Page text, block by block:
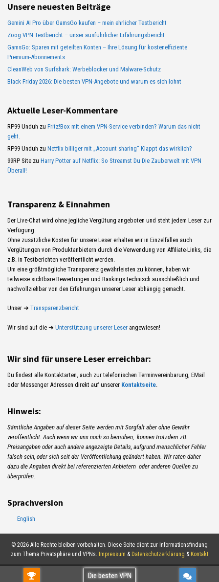
Unsere neuesten Beiträge
Gemini AI Pro über GamsGo kaufen – mein ehrlicher Testbericht
Zoog VPN Testbericht – unser ausführlicher Erfahrungsbericht
GamsGo: Sparen mit geteilten Konten – Ihre Lösung für kosteneffiziente
Premium-Abonnements
CleanWeb von Surfshark: Werbeblocker und Malware-Schutz
Black Friday 2026: Die besten VPN-Angebote und warum es sich lohnt
Aktuelle Leser-Kommentare
RP99 Unduh zu Fritz!Box mit einem VPN-Service verbinden? Warum das nicht
geht.
RP99 Unduh zu Netflix billiger mit „Account sharing“ Klappt das wirklich?
99RP Site zu Harry Potter auf Netflix: So Streamst Du Die Zauberwelt mit VPN
Überall!
Transparenz & Einnahmen
Der Live-Chat wird ohne jegliche Vergütung angeboten und steht jedem Leser zur
Verfügung.
Ohne zusätzliche Kosten für unsere Leser erhalten wir in Einzelfällen auch
Vergütungen von Produktanbietern durch die Verwendung von Affiliate-Links, die
z.B. in Testberichten veröffentlicht werden.
Um eine größtmögliche Transparenz gewährleisten zu können, haben wir
teilweise sichtbare Bewertungen und Rankings technisch ausschließlich und
nachvollziehbar von den Erfahrungen unserer Leser abhängig gemacht.
Unser ➜ Transparenzbericht
Wir sind auf die ➜ Unterstützung unserer Leser angewiesen!
Wir sind für unsere Leser erreichbar:
Du findest alle Kontaktarten, auch zur telefonischen Terminvereinbarung, EMail
oder Messenger Adressen direkt auf unserer Kontaktseite
Hinweis:
Sämtliche Angaben auf dieser Seite werden mit Sorgfalt aber ohne Gewähr
veröffentlicht. Auch wenn wir uns noch so bemühen, können trotzdem zB.
Preisangaben oder auch andere angezeigte Details, aufgrund menschlicher Fehler
falsch sein, oder sich seit der Veröffentlichung geändert haben. Wir raten daher
dazu die Angaben direkt bei referenzierten Anbietern oder anderen Quellen zu
überprüfen.
Sprachversion
English
© 2026 Alle Rechte bleiben vorbehalten. Diese Seite dient zur Informationsfindung
zum Thema Privatsphäre und VPNs. Impressum & Datenschutzerklärung & Kontakt
Die besten VPN
Gratis TESTEN!Kostenlos verwenden oder